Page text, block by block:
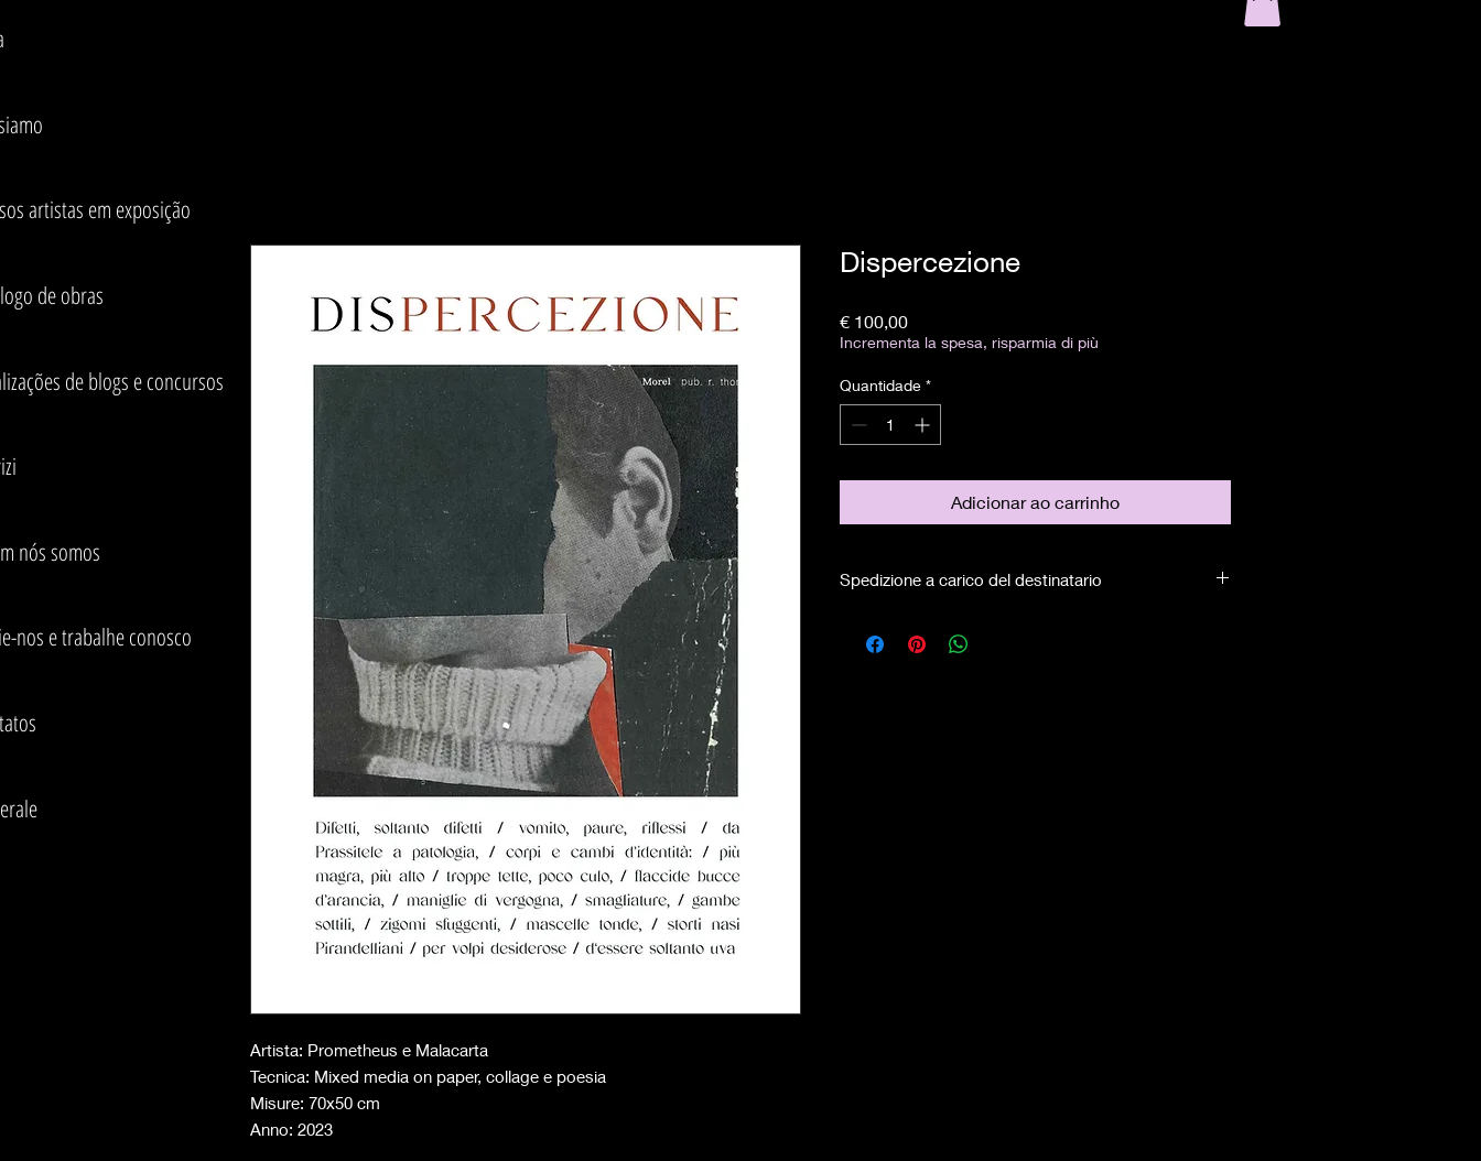
Artista: Prometheus e Malacarta
Tecnica: Mixed media on paper, collage e poesia
Misure: 70x50 cm
Anno: 2023
Dispercezione
€ 100,00Preço
Incrementa la spesa, risparmia di più
Quantidade *
Adicionar ao carrinho
Spedizione a carico del destinatario
artistas em exposição
de obras
de blogs e concursos
nós somos
nos e trabalhe conosco